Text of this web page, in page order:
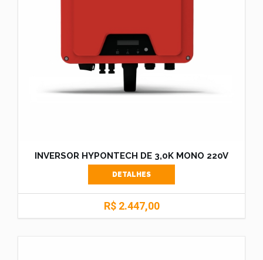
INVERSOR HYPONTECH DE 3,0K MONO 220V
DETALHES
R$ 2.447,00